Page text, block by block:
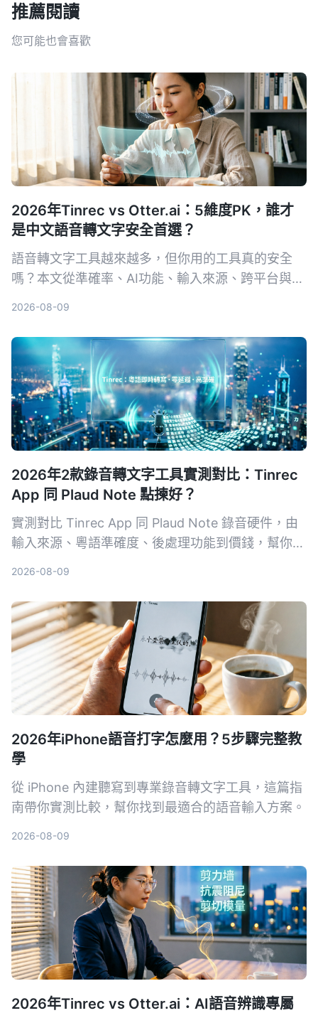
推薦閱讀
您可能也會喜歡
2026年Tinrec vs Otter.ai：5維度PK，誰才
是中文語音轉文字安全首選？
語音轉文字工具越來越多，但你用的工具真的安全
嗎？本文從準確率、AI功能、輸入來源、跨平台與數
選出最適合且可靠的工具。
2026-08-09
2026年2款錄音轉文字工具實測對比：Tinrec
App 同 Plaud Note 點揀好？
實測對比 Tinrec App 同 Plaud Note 錄音硬件，由
輸入來源、粵語準確度、後處理功能到價錢，幫你揀
2026-08-09
2026年iPhone語音打字怎麼用？5步驟完整教
學
從 iPhone 內建聽寫到專業錄音轉文字工具，這篇指
南帶你實測比較，幫你找到最適合的語音輸入方案。
2026-08-09
2026年Tinrec vs Otter.ai：AI語音辨識專屬